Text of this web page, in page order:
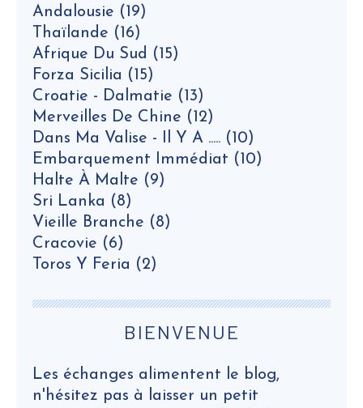
Andalousie (19)
Thaïlande (16)
Afrique Du Sud (15)
Forza Sicilia (15)
Croatie - Dalmatie (13)
Merveilles De Chine (12)
Dans Ma Valise - Il Y A ..... (10)
Embarquement Immédiat (10)
Halte À Malte (9)
Sri Lanka (8)
Vieille Branche (8)
Cracovie (6)
Toros Y Feria (2)
BIENVENUE
Les échanges alimentent le blog,
n'hésitez pas à laisser un petit